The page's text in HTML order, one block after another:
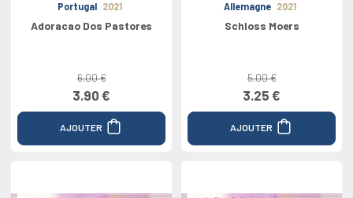
Portugal 2021
Adoracao Dos Pastores
6.00 €
3.90 €
AJOUTER
Allemagne 2021
Schloss Moers
5.00 €
3.25 €
AJOUTER